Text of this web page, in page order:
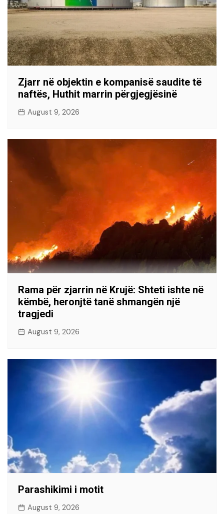
Zjarr në objektin e kompanisë saudite të
naftës, Huthit marrin përgjegjësinë
August 9, 2026
Rama për zjarrin në Krujë: Shteti ishte në
këmbë, heronjtë tanë shmangën një
tragjedi
August 9, 2026
Parashikimi i motit
August 9, 2026